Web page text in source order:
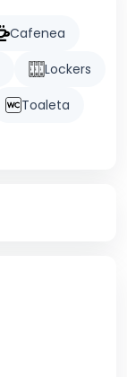
Cafenea
Lockers
Toaleta